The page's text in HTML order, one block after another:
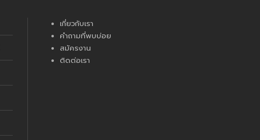
เกี่ยวกับเรา
คำถามที่พบบ่อย
สมัครงาน
ติดต่อเรา